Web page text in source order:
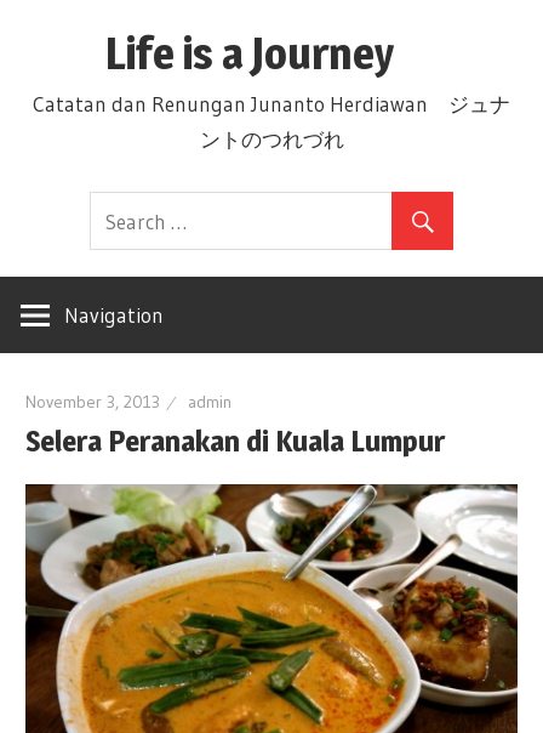
Life is a Journey
Catatan dan Renungan Junanto Herdiawan ジュナ
ントのつれづれ
Navigation
November 3, 2013 admin
Selera Peranakan di Kuala Lumpur